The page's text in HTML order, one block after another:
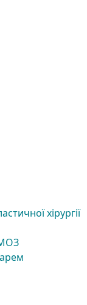
хірургії